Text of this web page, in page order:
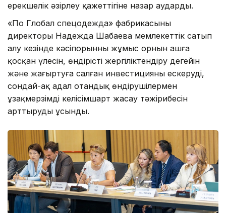
ерекшелік әзірлеу қажеттігіне назар аударды.
«По Глобал спецодежда» фабрикасының
директоры Надежда Шабаева мемлекеттік сатып
алу кезінде кәсіпорынның жұмыс орнын ашға
қосқан үлесін, өндірісті жергіліктендіру деңгейін
және жаңғыртуға салған инвестицияны ескеруді,
сондай-ақ адал отандық өндірушілермен
ұзақмерзімді келісімшарт жасау тәжірибесін
арттыруды ұсынды.